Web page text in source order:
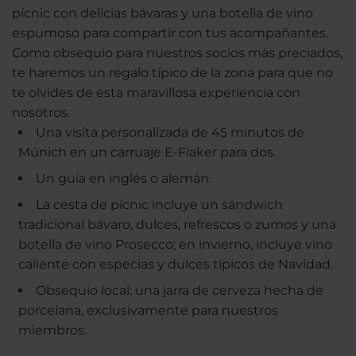
pícnic con delicias bávaras y una botella de vino
espumoso para compartir con tus acompañantes.
Como obsequio para nuestros socios más preciados,
te haremos un regalo típico de la zona para que no
te olvides de esta maravillosa experiencia con
nosotros.
Una visita personalizada de 45 minutos de
Múnich en un carruaje E-Fiaker para dos.
Un guía en inglés o alemán.
La cesta de pícnic incluye un sándwich
tradicional bávaro, dulces, refrescos o zumos y una
botella de vino Prosecco; en invierno, incluye vino
caliente con especias y dulces típicos de Navidad.
Obsequio local: una jarra de cerveza hecha de
porcelana, exclusivamente para nuestros
miembros.